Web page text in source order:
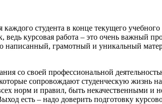
каждого студента в конце текущего
курсовая работа – это очень важный
грамотный и уникальный
со своей профессиональной
сопровождают студенческую жизнь
норм и правил, быть некачественными и
есть – надо доверить подготовку